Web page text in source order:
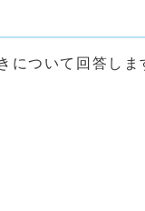
について回答しま